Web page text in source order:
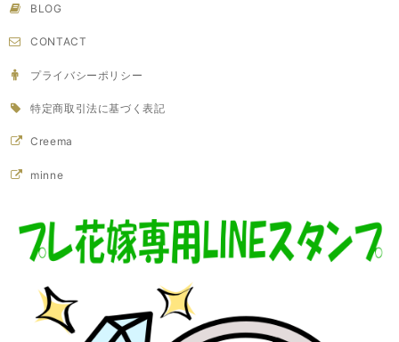
BLOG
CONTACT
プライバシーポリシー
特定商取引法に基づく表記
Creema
minne